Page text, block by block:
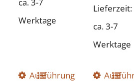
ca. 3-7
Werktage
Ausführung
Dieses
Lieferzeit:
ca. 3-7
Werktage